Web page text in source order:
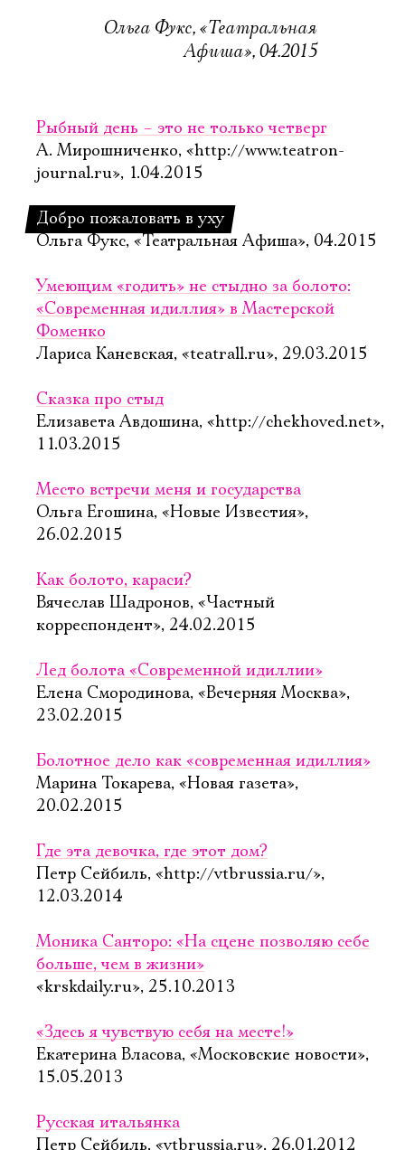
Ольга Фукс, «Театральная
Афиша», 04.2015
Рыбный день – это не только четверг
А. Мирошниченко, «http://www.teatron-
journal.ru», 1.04.2015
Добро пожаловать в уху
Ольга Фукс, «Театральная Афиша», 04.2015
Умеющим «годить» не стыдно за болото:
«Современная идиллия» в Мастерской
Фоменко
Лариса Каневская, «teatrall.ru», 29.03.2015
Сказка про стыд
Елизавета Авдошина, «http://chekhoved.net»,
11.03.2015
Место встречи меня и государства
Ольга Егошина, «Новые Известия»,
26.02.2015
Как болото, караси?
Вячеслав Шадронов, «Частный
корреспондент», 24.02.2015
Лед болота «Современной идиллии»
Елена Смородинова, «Вечерняя Москва»,
23.02.2015
Болотное дело как «современная идиллия»
Марина Токарева, «Новая газета»,
20.02.2015
Где эта девочка, где этот дом?
Петр Сейбиль, «http://vtbrussia.ru/»,
12.03.2014
Моника Санторо: «На сцене позволяю себе
больше, чем в жизни»
«krskdaily.ru», 25.10.2013
«Здесь я чувствую себя на месте!»
Екатерина Власова, «Московские новости»,
15.05.2013
Русская итальянка
Петр Сейбиль, «vtbrussia.ru», 26.01.2012